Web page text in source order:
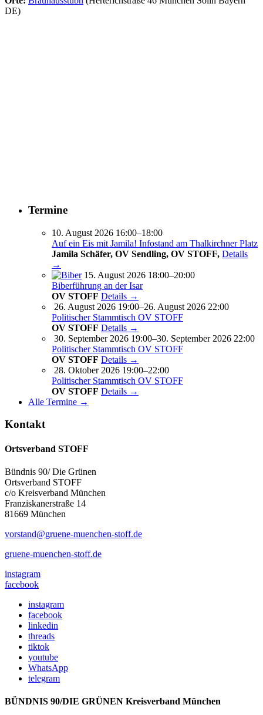
DE)
Termine
10. August 2026 16:00–18:00
Auf ein Eis mit Jamila! Infostand am Thalkirchner Platz
Jamila Schäfer, OV Sendling, OV STOFF, Details
→
15. August 2026 18:00–20:00
Biberführung an der Isar
OV STOFF Details →
26. August 2026 19:00–26. August 2026 22:00
Politischer Stammtisch OV STOFF
OV STOFF Details →
30. September 2026 19:00–30. September 2026 22:00
Politischer Stammtisch OV STOFF
OV STOFF Details →
28. Oktober 2026 19:00–22:00
Politischer Stammtisch OV STOFF
OV STOFF Details →
Alle Termine →
Kontakt
Ortsverband STOFF
Bündnis 90/ Die Grünen
Ortsverband STOFF
c/o Kreisverband München
Franziskanerstraße 14
81669 München
vorstand@gruene-muenchen-stoff.de
gruene-muenchen-stoff.de
instagram
facebook
instagram
facebook
linkedin
threads
tiktok
youtube
WhatsApp
telegram
BÜNDNIS 90/DIE GRÜNEN Kreisverband München